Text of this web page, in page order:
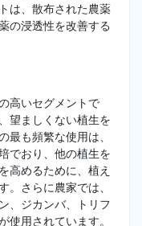
は、散布された農薬
の浸透性を改善する
高いセグメントで
望ましくない植生を
最も頻繁な使用は、
でおり、他の植生を
高めるために、植え
。さらに農家では、
、ジカンバ、トリフ
使用されています。